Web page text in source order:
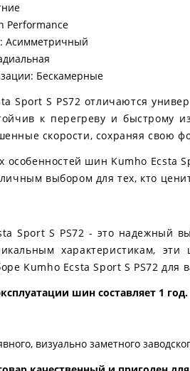
Performance
Асимметричный
Бескамерные
Sport S PS72 отличаются
к перегреву и быстрому
скорости, сохраняя свою
особенностей шин Kumho Ecsta
выбором для тех, кто
Sport S PS72 - это надежный
характеристикам,
Kumho Ecsta Sport S PS72 для
шин составляет 1 год.
визуально заметного